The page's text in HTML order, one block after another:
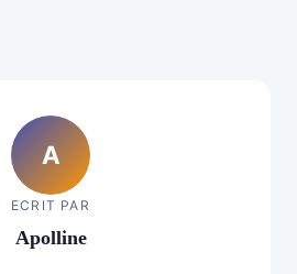
A
ECRIT PAR
Apolline